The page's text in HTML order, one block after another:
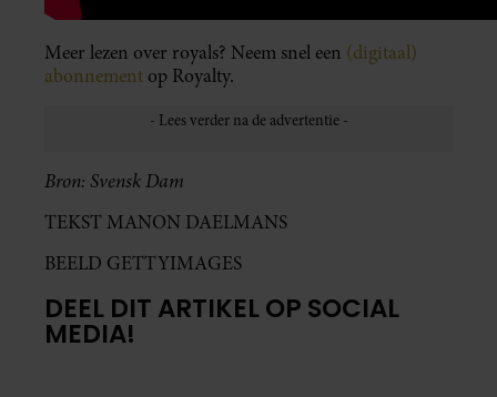
Meer lezen over royals? Neem snel een (digitaal)
abonnement op Royalty.
Bron: Svensk Dam
TEKST MANON DAELMANS
BEELD GETTYIMAGES
DEEL DIT ARTIKEL OP SOCIAL
MEDIA!